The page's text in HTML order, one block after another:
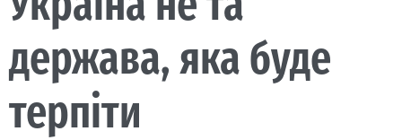
держава, яка буде
терпіти